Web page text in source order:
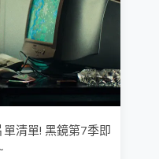
清單! 黑鏡第7季即